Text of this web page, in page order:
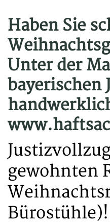
Haben Sie
Unter der
bayerischen
gewohnten
Bürostühle)!